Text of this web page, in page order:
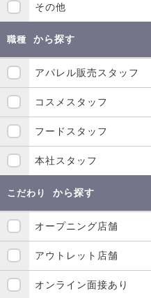
その他
職種 から探す
アパレル販売スタッフ
コスメスタッフ
フードスタッフ
本社スタッフ
こだわり から探す
オープニング店舗
アウトレット店舗
オンライン面接あり